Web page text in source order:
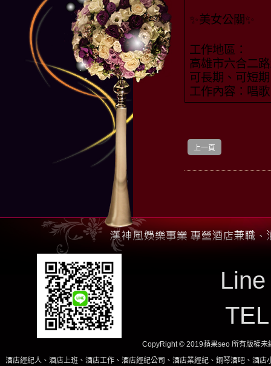
✨美女公關✨
工作地區：
高雄市六合二
可長期、可短
工作內容：唱歌
上一頁
CopyRight © 2019蘋果seo 所有版權未
上班、酒店工作、酒店經紀公司、酒店業經紀、鋼琴酒吧、酒店小姐、酒店